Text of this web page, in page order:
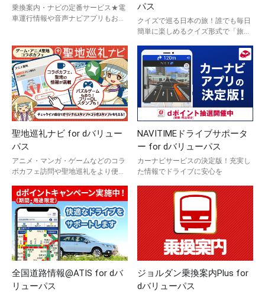
乗換案内・ナビの定番サービス★電
車運行情報や音声ナビアプリもお任
パス
クイズで巡る日本の旅！誰でも毎日
簡単に楽しめるクイズ形式で「旅行
聖地巡礼ナビ for dバリュー
パス
アニメ・マンガ・ゲームなどのコラ
ボカフェ訪問や聖地巡礼をより便利
NAVITIMEドライブサポータ
ー for dバリューパス
カーナビサービスの決定版！充実し
た情報でドライブに安心を
全国道路情報@ATIS for dバ
リューパス
ジョルダン乗換案内Plus for
dバリューパス